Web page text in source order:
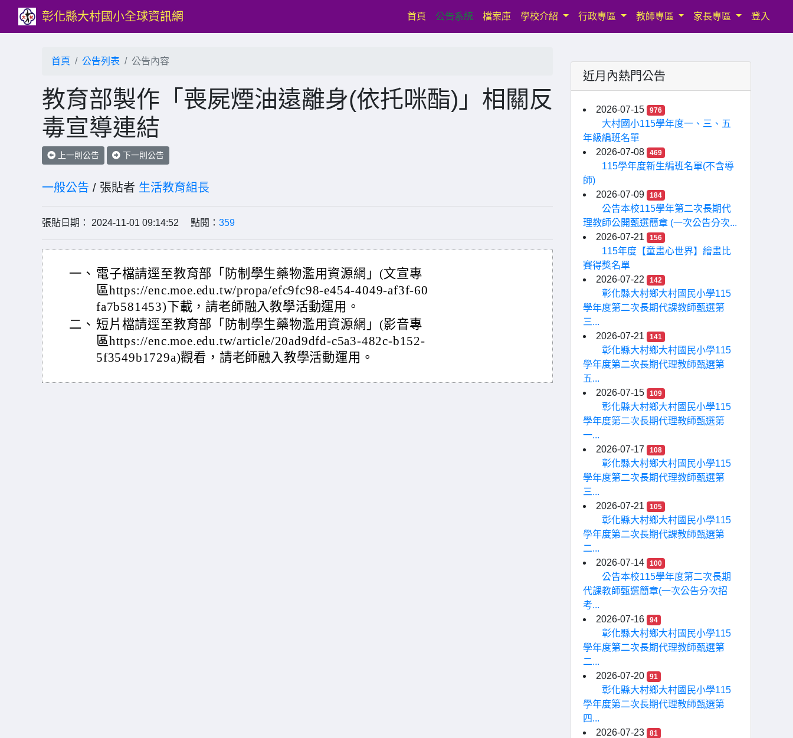
彰化縣大村國小全球資訊網 首頁 (current)
公告系統 檔案庫 學校介紹 行政專區 教師專區 家長專區 登入
首頁 公告列表 公告內容
教育部製作「喪屍煙油遠離身(依托咪酯)」相關反
毒宣導連結
上一則公告 下一則公告
一般公告 / 張貼者 生活教育組長
張貼日期： 2024-11-01 09:14:52 點閱： 359
一、 電子檔請逕至教育部「防制學生藥物濫用資源網」(文宣專
區https://enc.moe.edu.tw/propa/efc9fc98-e454-4049-af3f-60
fa7b581453)下載，請老師融入教學活動運用。
二、 短片檔請逕至教育部「防制學生藥物濫用資源網」(影音專
區https://enc.moe.edu.tw/article/20ad9dfd-c5a3-482c-b152-
5f3549b1729a)觀看，請老師融入教學活動運用。
近月內熱門公告
2026-07-15 976
大村國小115學年度一、三、五
年級編班名單
2026-07-08
469
115學年度新生編班名單(不含導
師)
2026-07-09
184
公告本校115學年第二次長期代
理教師公開甄選簡章 (一次公告分次...
2026-07-21
156
115年度【童畫心世界】繪畫比
賽得獎名單
2026-07-22
142
彰化縣大村鄉大村國民小學115
學年度第二次長期代課教師甄選第
三...
2026-07-21
141
彰化縣大村鄉大村國民小學115
學年度第二次長期代理教師甄選第
五...
2026-07-15
109
彰化縣大村鄉大村國民小學115
學年度第二次長期代理教師甄選第
一...
2026-07-17
108
彰化縣大村鄉大村國民小學115
學年度第二次長期代理教師甄選第
三...
2026-07-21
105
彰化縣大村鄉大村國民小學115
學年度第二次長期代課教師甄選第
二...
2026-07-14
100
公告本校115學年度第二次長期
代課教師甄選簡章(一次公告分次招
考...
2026-07-16
94
彰化縣大村鄉大村國民小學115
學年度第二次長期代理教師甄選第
二...
2026-07-20
91
彰化縣大村鄉大村國民小學115
學年度第二次長期代理教師甄選第
四...
2026-07-23
81